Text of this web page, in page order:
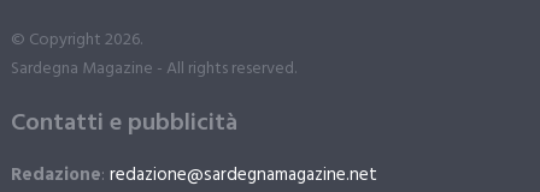
© Copyright 2026.
Sardegna Magazine - All rights reserved.
Contatti e pubblicità
Redazione: redazione@sardegnamagazine.net